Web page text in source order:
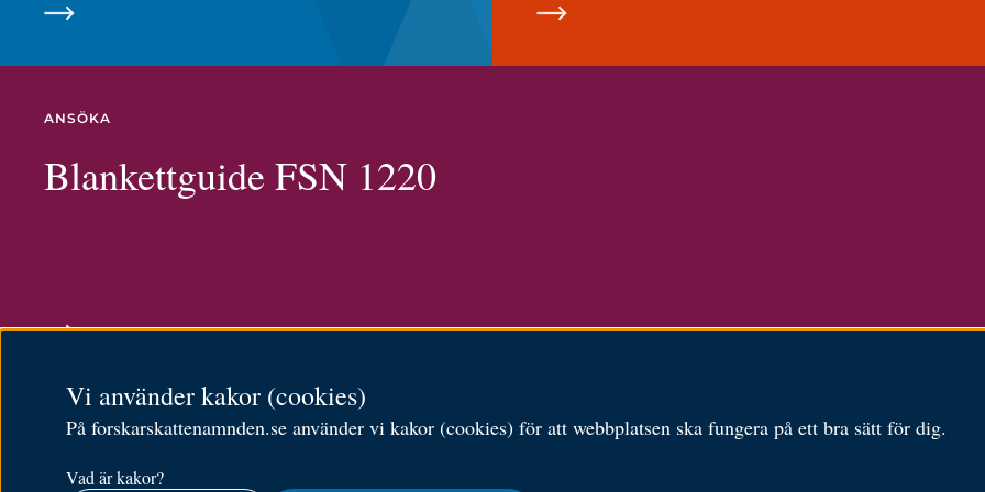
Vi använder kakor (cookies)
På forskarskattenamnden.se använder vi kakor (cookies) för att webbplatsen ska fungera på ett bra sätt för dig.
Vad är kakor?
ANSÖKA
Blankettguide FSN 1220
English
Behandling av personuppgifter
Besöksadress: Karlavägen 108
Tel:010-